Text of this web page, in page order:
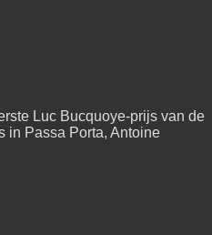
Luc Bucquoye-prijs van de
in Passa Porta, Antoine